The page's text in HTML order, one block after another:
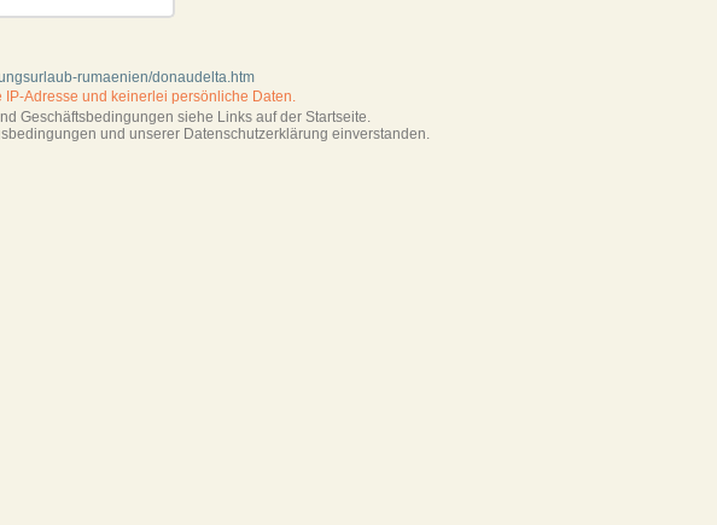
rumaenien/donaudelta.htm
IP-Adresse und keinerlei persönliche Daten.
Geschäftsbedingungen siehe Links auf der Startseite.
und unserer Datenschutzerklärung einverstanden.